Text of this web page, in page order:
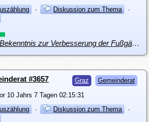
· Diskussion zum Thema
·
i6868: dA - Grüne - Bekenntnis zur Verbesserung der FußgängerInnen-Sicherheit und zur Verbesserung der Rahmenbedingungen für FußgängerInnen
Graz Gemeinderat
#3657
10 Jahrs 7 Tagen 02:15:31
· Diskussion zum Thema
·